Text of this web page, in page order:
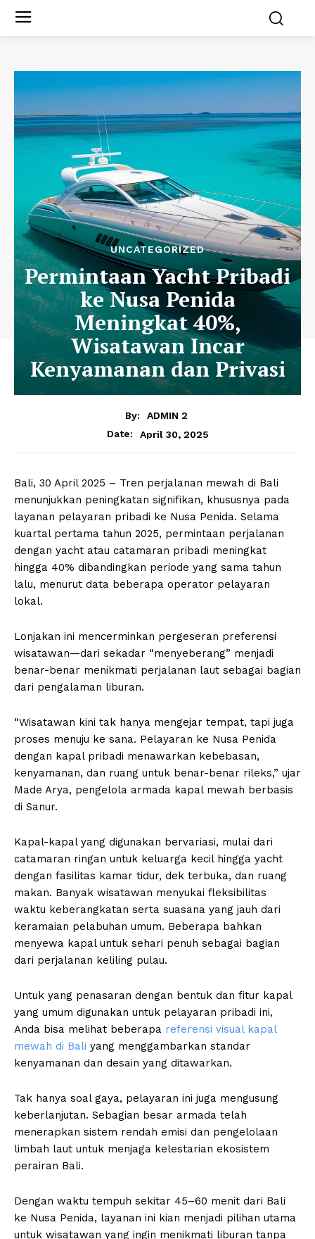
UNCATEGORIZED
Permintaan Yacht Pribadi
ke Nusa Penida
Meningkat 40%,
Wisatawan Incar
Kenyamanan dan Privasi
By:
ADMIN 2
Date:
April 30, 2025
Bali, 30 April 2025 – Tren perjalanan mewah di Bali
menunjukkan peningkatan signifikan, khususnya pada
layanan pelayaran pribadi ke Nusa Penida. Selama
kuartal pertama tahun 2025, permintaan perjalanan
dengan yacht atau catamaran pribadi meningkat
hingga 40% dibandingkan periode yang sama tahun
lalu, menurut data beberapa operator pelayaran
lokal.
Lonjakan ini mencerminkan pergeseran preferensi
wisatawan—dari sekadar “menyeberang” menjadi
benar-benar menikmati perjalanan laut sebagai bagian
dari pengalaman liburan.
“Wisatawan kini tak hanya mengejar tempat, tapi juga
proses menuju ke sana. Pelayaran ke Nusa Penida
dengan kapal pribadi menawarkan kebebasan,
kenyamanan, dan ruang untuk benar-benar rileks,” ujar
Made Arya, pengelola armada kapal mewah berbasis
di Sanur.
Kapal-kapal yang digunakan bervariasi, mulai dari
catamaran ringan untuk keluarga kecil hingga yacht
dengan fasilitas kamar tidur, dek terbuka, dan ruang
makan. Banyak wisatawan menyukai fleksibilitas
waktu keberangkatan serta suasana yang jauh dari
keramaian pelabuhan umum. Beberapa bahkan
menyewa kapal untuk sehari penuh sebagai bagian
dari perjalanan keliling pulau.
Untuk yang penasaran dengan bentuk dan fitur kapal
yang umum digunakan untuk pelayaran pribadi ini,
Anda bisa melihat beberapa referensi visual kapal
mewah di Bali yang menggambarkan standar
kenyamanan dan desain yang ditawarkan.
Tak hanya soal gaya, pelayaran ini juga mengusung
keberlanjutan. Sebagian besar armada telah
menerapkan sistem rendah emisi dan pengelolaan
limbah laut untuk menjaga kelestarian ekosistem
perairan Bali.
Dengan waktu tempuh sekitar 45–60 menit dari Bali
ke Nusa Penida, layanan ini kian menjadi pilihan utama
untuk wisatawan yang ingin menikmati liburan tanpa